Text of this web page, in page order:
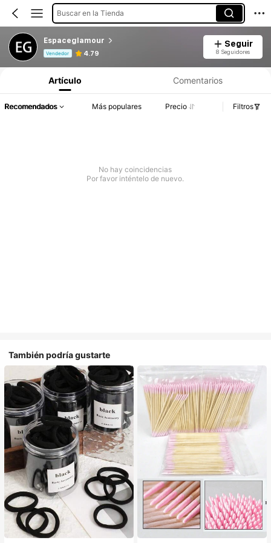
Buscar en la Tienda
Espaceglamour
Vendedor 4.79
Seguir
8 Seguidores
Artículo Comentarios
Recomendados Más populares Precio Filtros
No hay coincidencias
Por favor inténtelo de nuevo.
También podría gustarte